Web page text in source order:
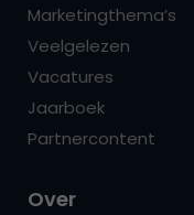
Marketingthema’s
Veelgelezen
Vacatures
Jaarboek
Partnercontent
Over